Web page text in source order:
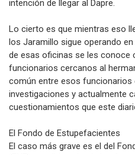
intención de llegar al Dapre.
Lo cierto es que mientras eso
los Jaramillo sigue operando
de esas oficinas se les conoce
funcionarios cercanos al
común entre esos
investigaciones y actualmente
cuestionamientos que este
El Fondo de Estupefacientes
El caso más grave es el del